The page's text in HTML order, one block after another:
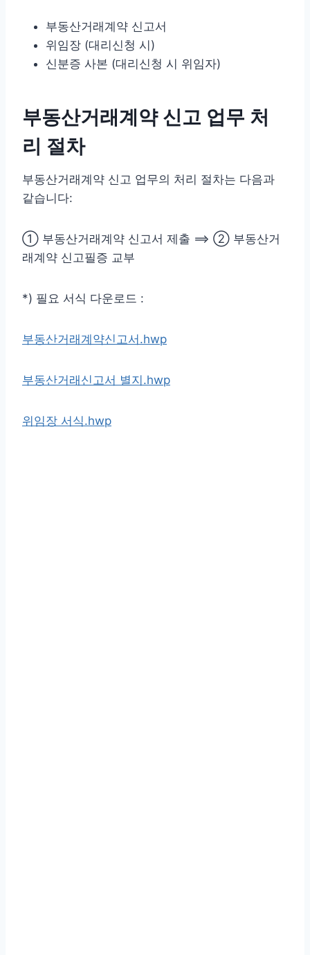
부동산거래계약 신고서
위임장 (대리신청 시)
신분증 사본 (대리신청 시 위임자)
부동산거래계약 신고 업무 처
리 절차
부동산거래계약 신고 업무의 처리 절차는 다음과
같습니다:
① 부동산거래계약 신고서 제출 ⟹ ② 부동산거
래계약 신고필증 교부
*) 필요 서식 다운로드 :
부동산거래계약신고서.hwp
부동산거래신고서 별지.hwp
위임장 서식.hwp